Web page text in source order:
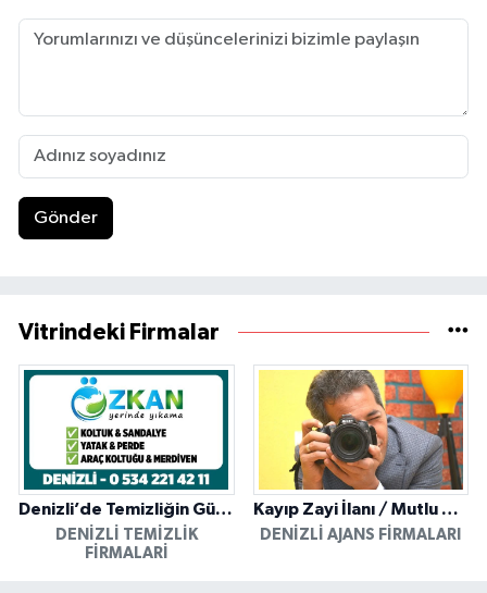
Gönder
Vitrindeki Firmalar
Denizli’de Temizliğin Güvenilir Adresi: Özkan Yerinde Yıkama
DENIZLI TEMIZLIK
FIRMALARI
Kayıp Zayi İlanı / Mutlu Ajans / Denizli
DENIZLI AJANS FIRMALARI